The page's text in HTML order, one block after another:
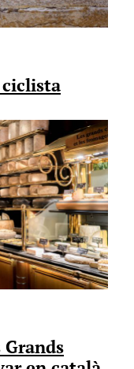
ciclista